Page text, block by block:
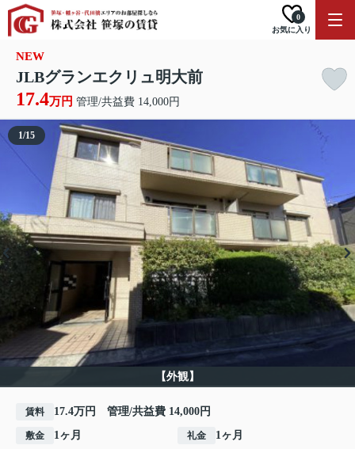
お気に入り
0
NEW
JLBグランエクリュ明大前
17.4万円 管理/共益費 14,000円
【外観】
1/15
賃料 17.4万円 管理/共益費 14,000円
敷金 1ヶ月 礼金 1ヶ月